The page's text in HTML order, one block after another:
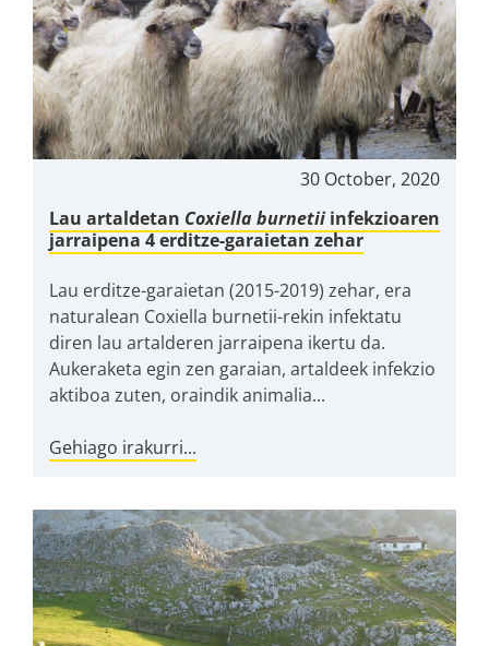
30 October, 2020
Lau artaldetan Coxiella burnetii infekzioaren
jarraipena 4 erditze-garaietan zehar
Lau erditze-garaietan (2015-2019) zehar, era
naturalean Coxiella burnetii-rekin infektatu
diren lau artalderen jarraipena ikertu da.
Aukeraketa egin zen garaian, artaldeek infekzio
aktiboa zuten, oraindik animalia...
Gehiago irakurri...